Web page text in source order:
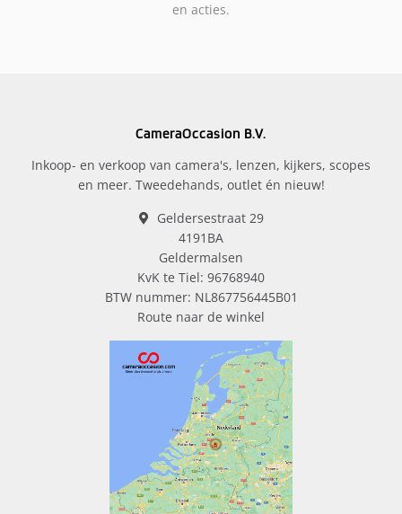
en acties.
CameraOccasion B.V.
Inkoop- en verkoop van camera's, lenzen, kijkers, scopes
en meer. Tweedehands, outlet én nieuw!
Geldersestraat 29
4191BA
Geldermalsen
KvK te Tiel: 96768940
BTW nummer: NL867756445B01
Route naar de winkel